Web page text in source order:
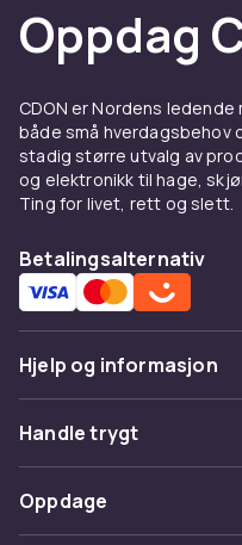
Oppdag
CDON er Nordens
både små hverdagsbehov
stadig større utvalg av
og elektronikk til hage,
Ting for livet, rett og slett.
Betalingsalternativ
Hjelp og informasjon
Vanlige spørsmål
Spor pakke
Angre & returner her
Handle trygt
Betaling
Levering
Oppdage